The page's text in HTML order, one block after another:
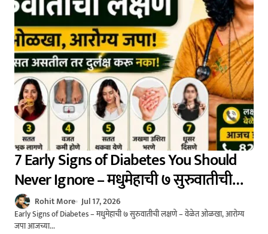
7 Early Signs of Diabetes You Should
Never Ignore – मधुमेहाची ७ सुरुवातीची
लक्षणे – वेळेत ओळखा, आरोग्य जपा
Rohit More Jul 17, 2026
Early Signs of Diabetes – मधुमेहाची ७ सुरुवातीची लक्षणे – वेळेत ओळखा, आरोग्य
जपा आजच्या...